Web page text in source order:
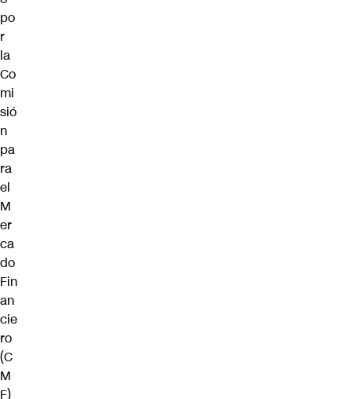
po
r
la
Co
mi
sió
n
pa
ra
el
M
er
ca
do
Fin
an
cie
ro
(C
M
F)